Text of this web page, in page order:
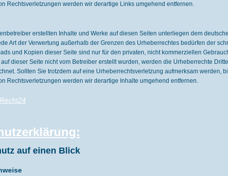
Rechtsverletzungen werden wir derartige Links umgehend entfernen.
erstellten Inhalte und Werke auf diesen Seiten unterliegen dem
Art der Verwertung außerhalb der Grenzen des Urheberrechtes bedürfen der
und Kopien dieser Seite sind nur für den privaten, nicht kommerziellen
dieser Seite nicht vom Betreiber erstellt wurden, werden die Urheberrechte
Sollten Sie trotzdem auf eine Urheberrechtsverletzung aufmerksam werden,
Rechtsverletzungen werden wir derartige Inhalte umgehend entfernen.
auf einen Blick